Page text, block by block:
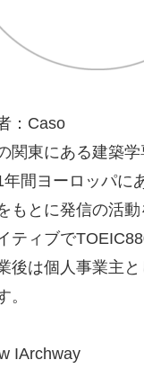
：Caso
関東にある建築
年間ヨーロッパに
もとに発信の活動
ティブで
後は個人事業主
。
IArchway